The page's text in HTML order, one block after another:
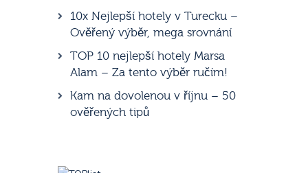
10x Nejlepší hotely v Turecku –
Ověřený výběr, mega srovnání
TOP 10 nejlepší hotely Marsa
Alam – Za tento výběr ručím!
Kam na dovolenou v říjnu – 50
ověřených tipů